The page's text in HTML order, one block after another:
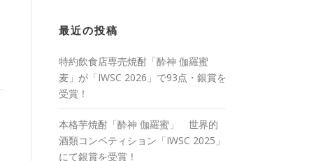
最近の投稿
特約飲食店専売焼酎「酔神 伽羅蜜
麦」が「IWSC 2026」で93点・銀賞を
受賞！
本格芋焼酎「酔神 伽羅蜜」 世界的
酒類コンペティション「IWSC 2025」
にて銀賞を受賞！